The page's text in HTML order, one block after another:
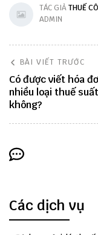
TÁC GIẢTHUẾ
ADMIN
BÀI VIẾT TRƯỚC
Có được viết hóa
nhiều loại thuế suất
không?
Các dịch vụ